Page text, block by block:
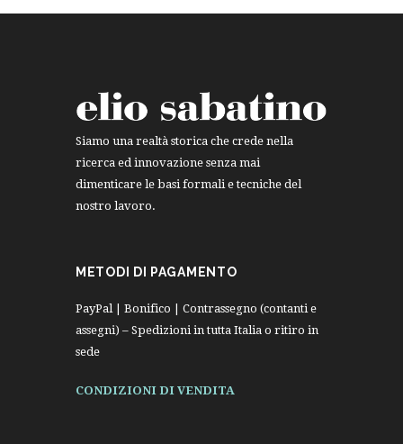
Siamo una realtà storica che crede nella
ricerca ed innovazione senza mai
dimenticare le basi formali e tecniche del
nostro lavoro.
METODI DI PAGAMENTO
PayPal | Bonifico | Contrassegno (contanti e
assegni) – Spedizioni in tutta Italia o ritiro in
sede
CONDIZIONI DI VENDITA